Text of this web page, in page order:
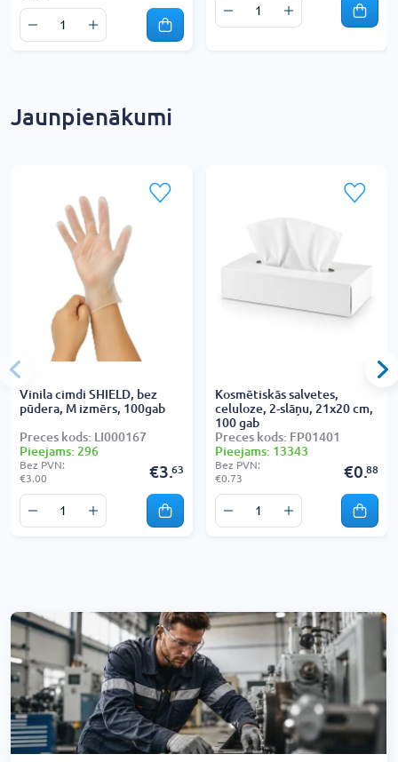
Jaunpienākumi
Vinila cimdi SHIELD, bez
pūdera, M izmērs, 100gab
Preces kods: LI000167
Pieejams: 296
Bez PVN:
€3.00
€3.63
Kosmētiskās salvetes,
celuloze, 2-slāņu, 21x20 cm,
100 gab
Preces kods: FP01401
Pieejams: 13343
Bez PVN:
€0.73
€0.88